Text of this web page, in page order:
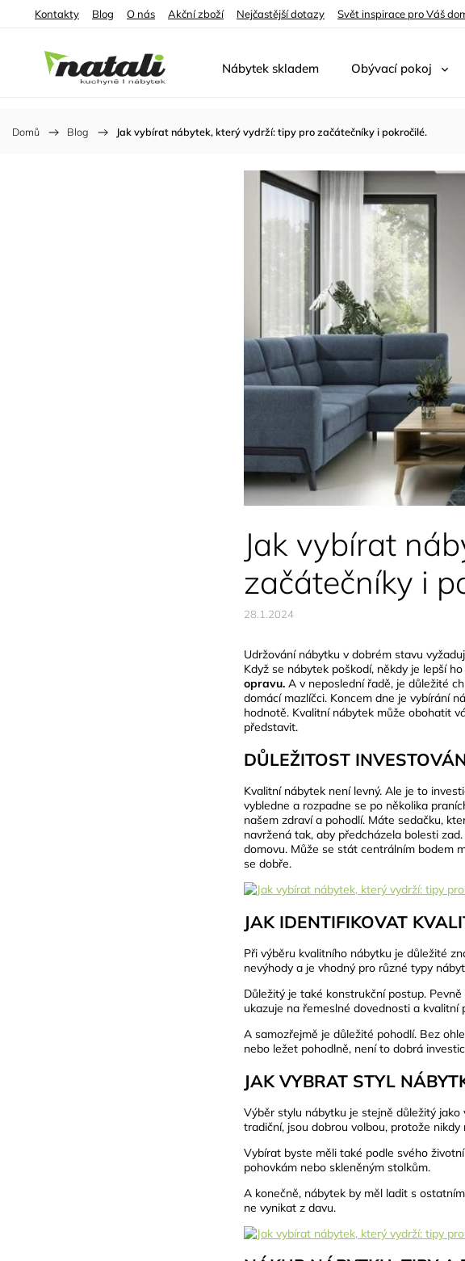
Kontakty Blog O nás Akční zboží Nejčastější dotazy Svět inspirace pro Váš
Nábytek skladem Obývací pokoj
Domů / Blog / Jak vybírat nábytek, který vydrží: tipy pro začátečníky i pokročilé.
Jak vybírat
začátečníky i
28.1.2024
Udržování nábytku v dobrém stavu
Když se nábytek poškodí, někdy je lepší
opravu. A v neposlední řadě, je důležité
domácí mazlíčci. Koncem dne je vybírání
hodnotě. Kvalitní nábytek může obohatit
představit.
DŮLEŽITOST
Kvalitní nábytek není levný. Ale je to
vybledne a rozpadne se po několika
našem zdraví a pohodlí. Máte sedačku,
navržená tak, aby předcházela bolesti
domovu. Může se stát centrálním bodem
se dobře.
JAK IDENTIFIKOVAT
Při výběru kvalitního nábytku je důležité
nevýhody a je vhodný pro různé typy
Důležitý je také konstrukční postup.
ukazuje na řemeslné dovednosti a kvalitní
A samozřejmě je důležité pohodlí. Bez
nebo ležet pohodlně, není to dobrá
JAK VYBRAT STYL
Výběr stylu nábytku je stejně důležitý jako
tradiční, jsou dobrou volbou, protože nikdy
Vybírat byste měli také podle svého
pohovkám nebo skleněným stolkům.
A konečně, nábytek by měl ladit s
ne vynikat z davu.